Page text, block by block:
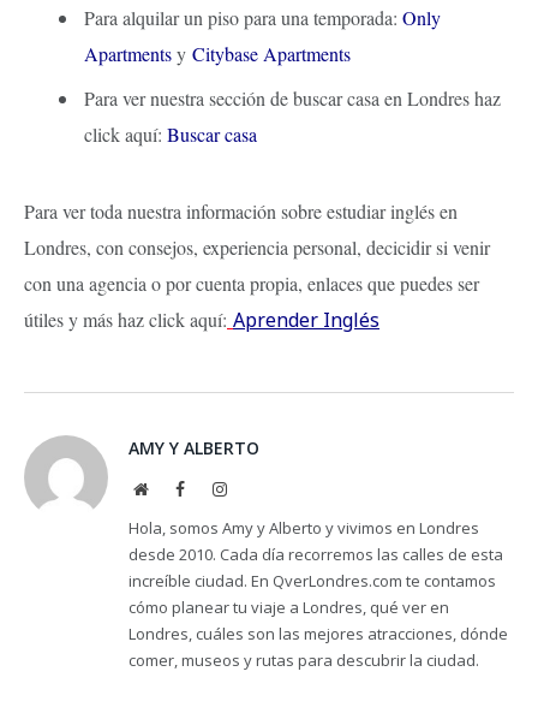
Para alquilar un piso para una temporada: Only
Apartmentsy Citybase Apartments
Para ver nuestra sección de buscar casa en Londres haz
click aquí: Buscar casa
Para ver toda nuestra información sobre estudiar inglés en
Londres, con consejos, experiencia personal, decicidir si venir
con una agencia o por cuenta propia, enlaces que puedes ser
útiles y más haz click aquí: Aprender Inglés
AMY Y ALBERTO
WebsiteFacebookInstagram
Hola, somos Amy y Alberto y vivimos en Londres
desde 2010. Cada día recorremos las calles de esta
increíble ciudad. En QverLondres.com te contamos
cómo planear tu viaje a Londres, qué ver en
Londres, cuáles son las mejores atracciones, dónde
comer, museos y rutas para descubrir la ciudad.